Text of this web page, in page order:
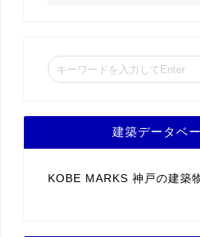
建築データベ
KOBE MARKS 神戸の建築